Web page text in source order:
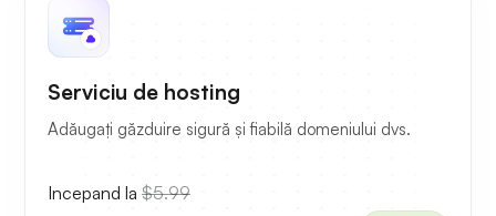
Serviciu de hosting
Adăugați găzduire sigură și fiabilă domeniului dvs.
Incepand la $5.99